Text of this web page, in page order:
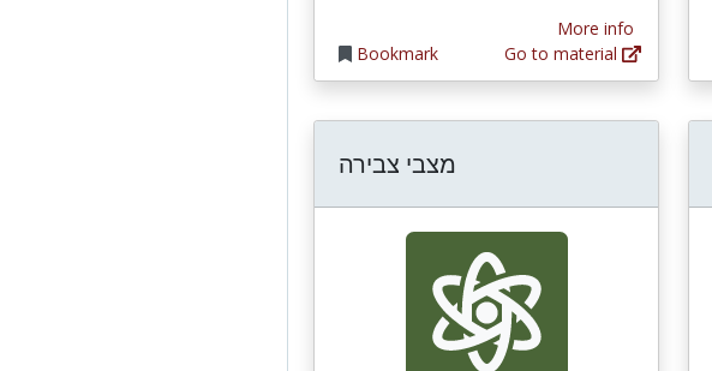
Bookmark
More info
Go to material
מצבי צבירה